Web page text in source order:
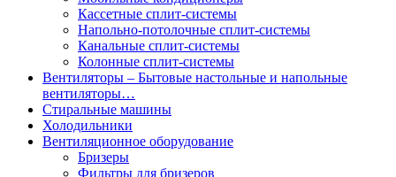
Кассетные сплит-системы
Напольно-потолочные сплит-системы
Канальные сплит-системы
Колонные сплит-системы
Вентиляторы – Бытовые настольные и напольные
вентиляторы…
Стиральные машины
Холодильники
Вентиляционное оборудование
Бризеры
Фильтры для бризеров